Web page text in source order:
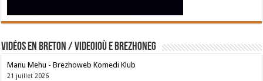
Vidéos en breton / Videoioù e brezhoneg
Manu Mehu - Brezhoweb Komedi Klub
21 juillet 2026